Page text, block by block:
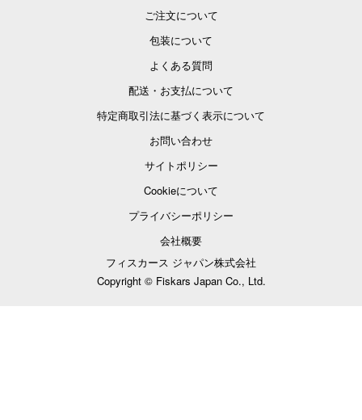
ご注文について
包装について
よくある質問
配送・お支払について
特定商取引法に基づく表示について
お問い合わせ
サイトポリシー
Cookieについて
プライバシーポリシー
会社概要
フィスカース ジャパン株式会社
Copyright © Fiskars Japan Co., Ltd.